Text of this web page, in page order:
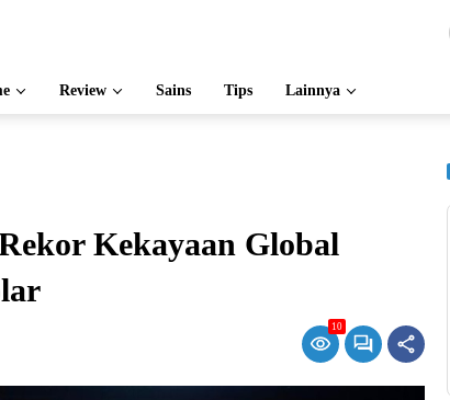
Review Sains Tips Lainnya
Kekayaan Global
10